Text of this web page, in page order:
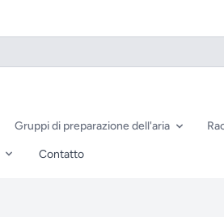
Gruppi di preparazione dell'aria
Contatto